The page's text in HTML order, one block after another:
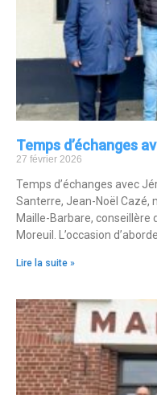
Temps d’échanges
27 février 2026
Temps d’échanges avec
Santerre, Jean-Noël Cazé,
Maille-Barbare,
Moreuil. L’occasion
Lire la suite »